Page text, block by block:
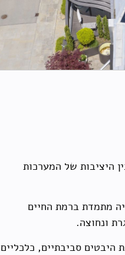
היציבות של המערכות
מתמדת ברמת החיים
ונחוצה.
סביבתיים, כלכליים